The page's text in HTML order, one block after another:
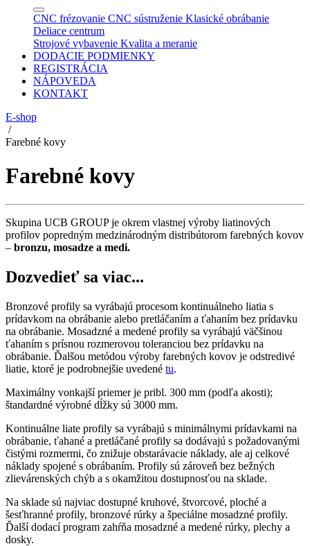
CNC frézovanie CNC sústruženie Klasické obrábanie
Deliace centrum
Strojové vybavenie Kvalita a meranie
DODACIE PODMIENKY
REGISTRÁCIA
NÁPOVEDA
KONTAKT
E-shop
/
Farebné kovy
Farebné kovy
Skupina UCB GROUP je okrem vlastnej výroby liatinových
profilov popredným medzinárodným distribútorom farebných kovov
– bronzu, mosadze a medi.
Dozvedieť sa viac...
Bronzové profily sa vyrábajú procesom kontinuálneho liatia s
prídavkom na obrábanie alebo pretláčaním a ťahaním bez prídavku
na obrábanie. Mosadzné a medené profily sa vyrábajú väčšinou
ťahaním s prísnou rozmerovou toleranciou bez prídavku na
obrábanie. Ďalšou metódou výroby farebných kovov je odstredivé
liatie, ktoré je podrobnejšie uvedené tu.
Maximálny vonkajší priemer je pribl. 300 mm (podľa akosti);
štandardné výrobné dĺžky sú 3000 mm.
Kontinuálne liate profily sa vyrábajú s minimálnymi prídavkami na
obrábanie, ťahané a pretláčané profily sa dodávajú s požadovanými
čistými rozmermi, čo znižuje obstarávacie náklady, ale aj celkové
náklady spojené s obrábaním. Profily sú zároveň bez bežných
zlievárenských chýb a s okamžitou dostupnosťou na sklade.
Na sklade sú najviac dostupné kruhové, štvorcové, ploché a
šesťhranné profily, bronzové rúrky a špeciálne mosadzné profily.
Ďalší dodací program zahŕňa mosadzné a medené rúrky, plechy a
dosky.